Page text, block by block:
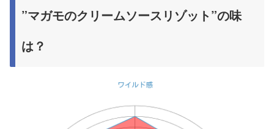
”マガモのクリームソースリゾット”の味
は？